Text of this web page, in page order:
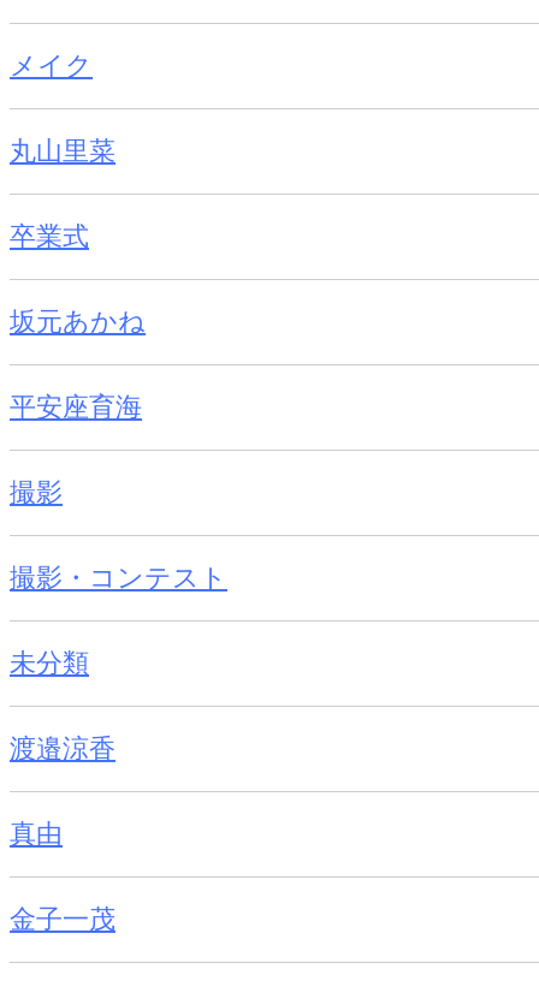
メイク
丸山里菜
卒業式
坂元あかね
平安座育海
撮影
撮影・コンテスト
未分類
渡邉涼香
真由
金子一茂